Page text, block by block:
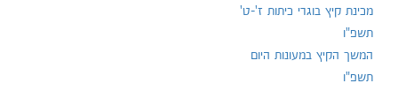
מכינת קיץ בוגרי כיתות ז'-ט'
תשפ"ו
המשך הקיץ במעונות היום
תשפ"ו